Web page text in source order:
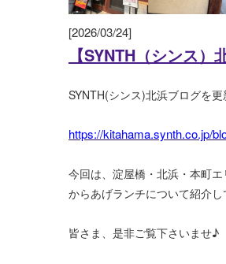
[2026/03/24]
【SYNTH（シンス
SYNTH(シンス)北浜ブログを更
https://kitahama.synth.co.jp/
今回は、淀屋橋・北浜・本町
からあげランチについて紹介
皆さま、是非ご覧下さいませ♪